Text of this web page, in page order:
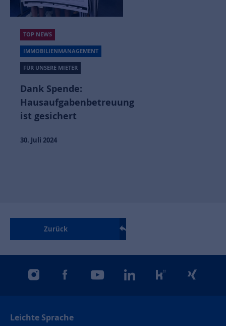
TOP NEWS
IMMOBILIENMANAGEMENT
FÜR UNSERE MIETER
Dank Spende:
Hausaufgabenbetreuung
ist gesichert
30. Juli 2024
Zurück
instagramfacebookyoutubelinkedinkununuxing
Leichte Sprache